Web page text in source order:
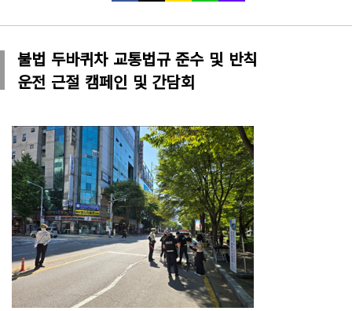
불법 두바퀴차 교통법규 준수 및 반칙
운전 근절 캠페인 및 간담회